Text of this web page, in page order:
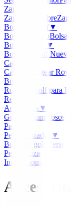
Zapatos
Zapatos Hombre
Bolsas de golf▼
Bolsa de carroBolsa
Bolas de golf
▼
Bolas de Golf
Carros
Carros Clicgear Rovic
Boutique
Ropa de Golf para
Regalos
Accesorios▼
Guantes
Luminosos
Packs
Personalizados
▼
Bolas de golf
Personalizados
Tees
Inicio
Liquidación